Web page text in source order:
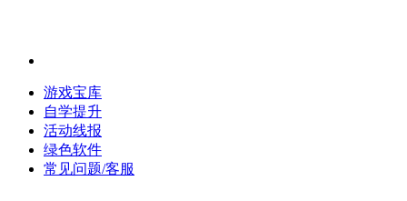
游戏宝库
自学提升
活动线报
绿色软件
常见问题/客服